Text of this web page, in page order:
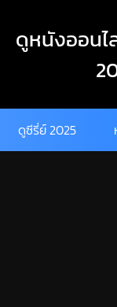
ดูหนังออนไ
ดูซีรี่ย์ 2025